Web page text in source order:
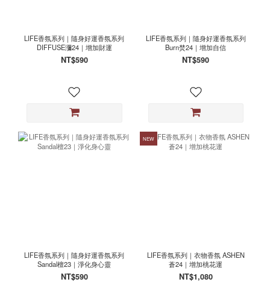
LIFE香氛系列｜隨身好運香氛系列
DIFFUSE瀰24｜增加財運
NT$590
LIFE香氛系列｜隨身好運香氛系列
Burn焚24｜增加自信
NT$590
LIFE香氛系列｜隨身好運香氛系列
Sandal檀23｜淨化身心靈
NT$590
NEW
LIFE香氛系列｜衣物香氛 ASHEN
蒼24｜增加桃花運
NT$1,080